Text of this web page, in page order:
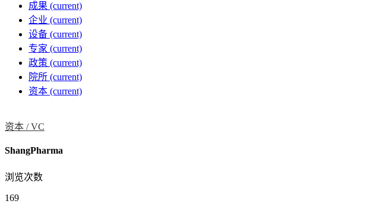
成果 (current)
企业 (current)
设备 (current)
专家 (current)
政策 (current)
院所 (current)
资本 (current)
资本 /VC
ShangPharma
浏览次数
169